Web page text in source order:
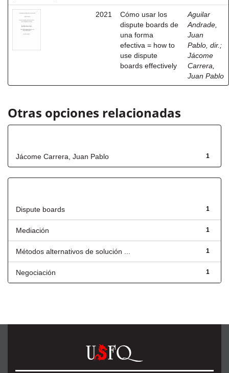
2021
Cómo usar los
dispute boards de
una forma
efectiva = how to
use dispute
boards effectively
Aguilar
Andrade,
Juan
Pablo, dir. ;
Jácome
Carrera,
Juan Pablo
Otras opciones relacionadas
1
Jácome Carrera, Juan Pablo
1
Dispute boards
1
Mediación
1
Métodos alternativos de solución ...
1
Negociación